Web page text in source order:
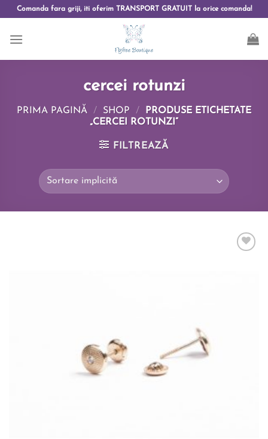
Comanda fara griji, iti oferim TRANSPORT GRATUIT la orice comanda!
cercei rotunzi
PRIMA PAGINĂ / SHOP /
PRODUSE ETICHETATE
„CERCEI ROTUNZI”
FILTREAZĂ